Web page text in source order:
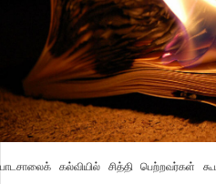
பாடசாலைக் கல்வியில் சித்தி பெற்றவர்கள்